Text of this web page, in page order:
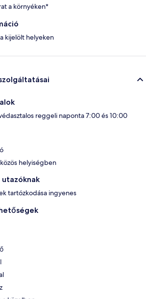
a környéken*
kijelölt helyeken
reggeli naponta 7:00 és 10:00
helyiségben
tartózkodása ingyenes